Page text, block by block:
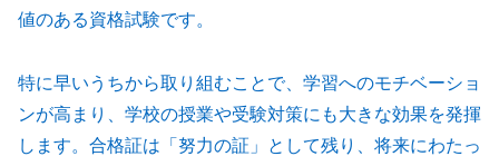
値のある資格試験です。
特に早いうちから取り組むことで、学習へのモチベーショ
ンが高まり、学校の授業や受験対策にも大きな効果を発揮
します。合格証は「努力の証」として残り、将来にわたっ